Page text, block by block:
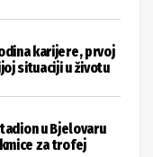
karijere, prvoj
situaciji u životu
u Bjelovaru
za trofej